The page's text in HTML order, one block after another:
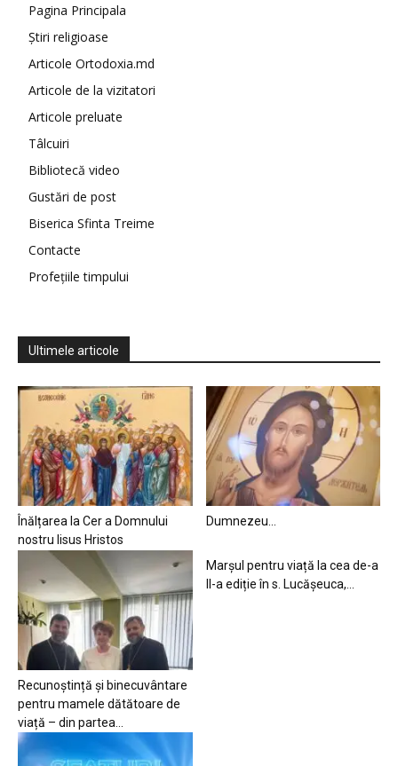
Pagina Principala
Știri religioase
Articole Ortodoxia.md
Articole de la vizitatori
Articole preluate
Tâlcuiri
Bibliotecă video
Gustări de post
Biserica Sfinta Treime
Contacte
Profețiile timpului
Ultimele articole
Înălțarea la Cer a Domnului
nostru Iisus Hristos
Dumnezeu…
Recunoștință și binecuvântare
pentru mamele dătătoare de
viață – din partea...
Marșul pentru viață la cea de-a
II-a ediție în s. Lucășeuca,...